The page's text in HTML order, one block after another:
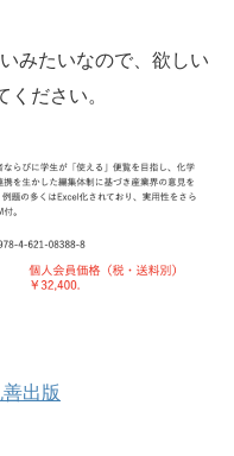
みたいなので、欲しい
ださい。
出版